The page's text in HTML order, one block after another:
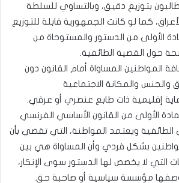
بتوزيع دقيق، وبالتساوي للسلطة
كما لو كانت الجمهورية قابلة للتوزيع
الأولى من الدستور والمستوحاة من
حول القضية الطائفية.
المواطنين المساواة أمام القانون دون
والجنس والمكانة الاجتماعية
إقليمية ذات طابع عنصري أو عرقي.
الأولى من القانون الأساسي الفرنسي
الطائفية ويعتمد المواطنة، التي تقضي بأن
بشكل فردي وأن المساواة هي بين
التي لا يخصص لها الدستور سوى الإنكار،
مؤسسة سياسية أو صاحبة حق.